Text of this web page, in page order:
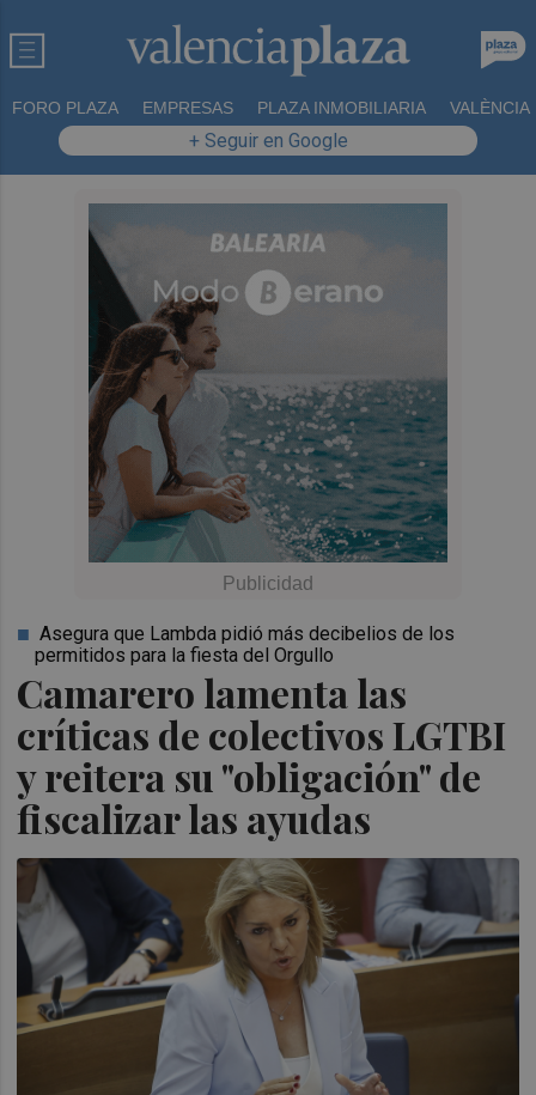
FORO PLAZA EMPRESAS PLAZA INMOBILIARIA VALÈNCIA
+ Seguir en Google
Camarero lamenta las
críticas de colectivos LGTBI
y reitera su "obligación" de
fiscalizar las ayudas
Asegura que Lambda pidió más decibelios de los
permitidos para la fiesta del Orgullo